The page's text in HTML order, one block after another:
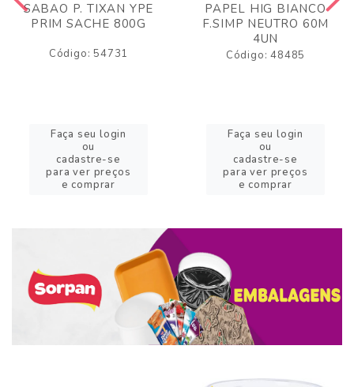
SABAO P. TIXAN YPE
PRIM SACHE 800G
Código: 54731
Faça seu login
ou
cadastre-se
para ver preços
e comprar
PAPEL HIG BIANCO
F.SIMP NEUTRO 60M
4UN
Código: 48485
Faça seu login
ou
cadastre-se
para ver preços
e comprar